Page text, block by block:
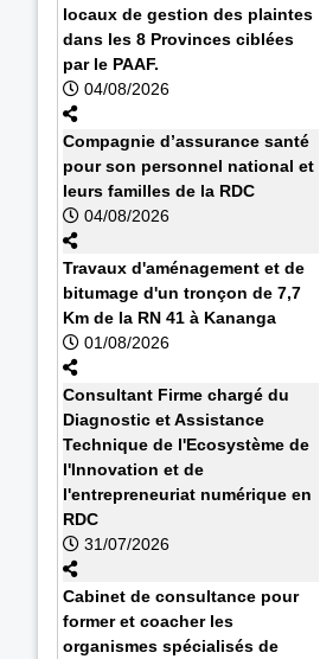
locaux de gestion des plaintes
dans les 8 Provinces ciblées
par le PAAF.
04/08/2026
Compagnie d’assurance santé
pour son personnel national et
leurs familles de la RDC
04/08/2026
Travaux d'aménagement et de
bitumage d'un tronçon de 7,7
Km de la RN 41 à Kananga
01/08/2026
Consultant Firme chargé du
Diagnostic et Assistance
Technique de l'Ecosystème de
l'Innovation et de
l'entrepreneuriat numérique en
RDC
31/07/2026
Cabinet de consultance pour
former et coacher les
organismes spécialisés de